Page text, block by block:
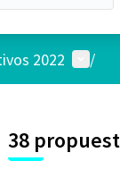
2022 Menú
/
38